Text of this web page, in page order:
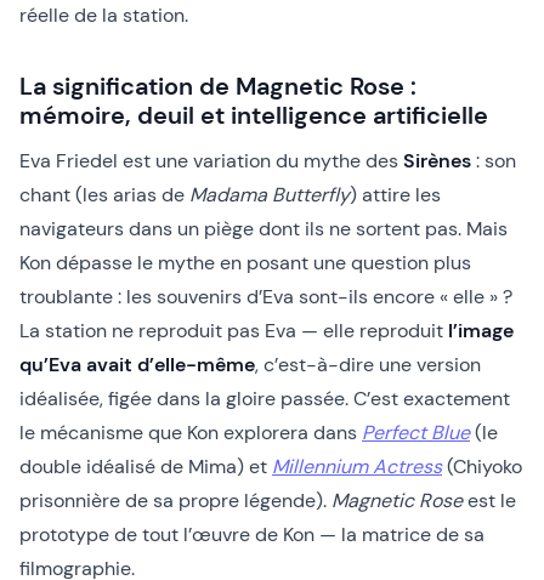
réelle de la station.
La signification de Magnetic Rose :
mémoire, deuil et intelligence artificielle
Eva Friedel est une variation du mythe desSirènes: son
chant (les arias de Madama Butterfly) attire les
navigateurs dans un piège dont ils ne sortent pas. Mais
Kon dépasse le mythe en posant une question plus
troublante : les souvenirs d’Eva sont-ils encore « elle » ?
La station ne reproduit pas Eva — elle reproduit l’image
qu’Eva avait d’elle-même, c’est-à-dire une version
idéalisée, figée dans la gloire passée. C’est exactement
le mécanisme que Kon explorera dans Perfect Blue(le
double idéalisé de Mima) et Millennium Actress(Chiyoko
prisonnière de sa propre légende). Magnetic Roseest le
prototype de tout l’œuvre de Kon — la matrice de sa
filmographie.